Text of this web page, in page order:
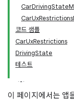
코드 샘플
CarUxRestrictions
DrivingState
테스트
이 페이지에서는 앱